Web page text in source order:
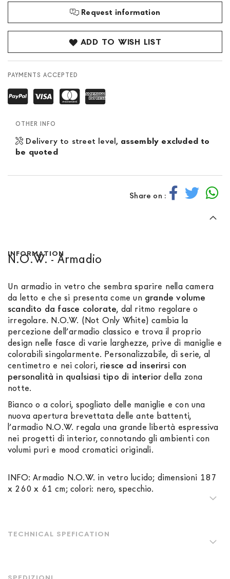
Request information
ADD TO WISH LIST
PAYMENTS ACCEPTED
OTHER INFO
Delivery to street level, assembly excluded to
be quoted
Share on :
INFORMATION
N.O.W. - Armadio
Un armadio in vetro che sembra sparire nella camera
da letto e che si presenta come un grande volume
scandito da fasce colorate, dal ritmo regolare o
irregolare. N.O.W. (Not Only White) cambia la
percezione dell’armadio classico e trova il proprio
design nelle fasce di varie larghezze, prive di maniglie e
colorabili singolarmente. Personalizzabile, di serie, al
centimetro e nei colori, riesce ad inserirsi con
personalità in qualsiasi tipo di interiordella zona
notte.
Bianco o a colori, spogliato delle maniglie e con una
nuova apertura brevettata delle ante battenti,
l’armadio N.O.W. regala una grande libertà espressiva
nei progetti di interior, connotando gli ambienti con
volumi puri e mood cromatici originali.
INFO: Armadio N.O.W. in vetro lucido; dimensioni 187
x 260 x 61 cm; colori: nero, specchio.
TECHNICAL SPEFICATION